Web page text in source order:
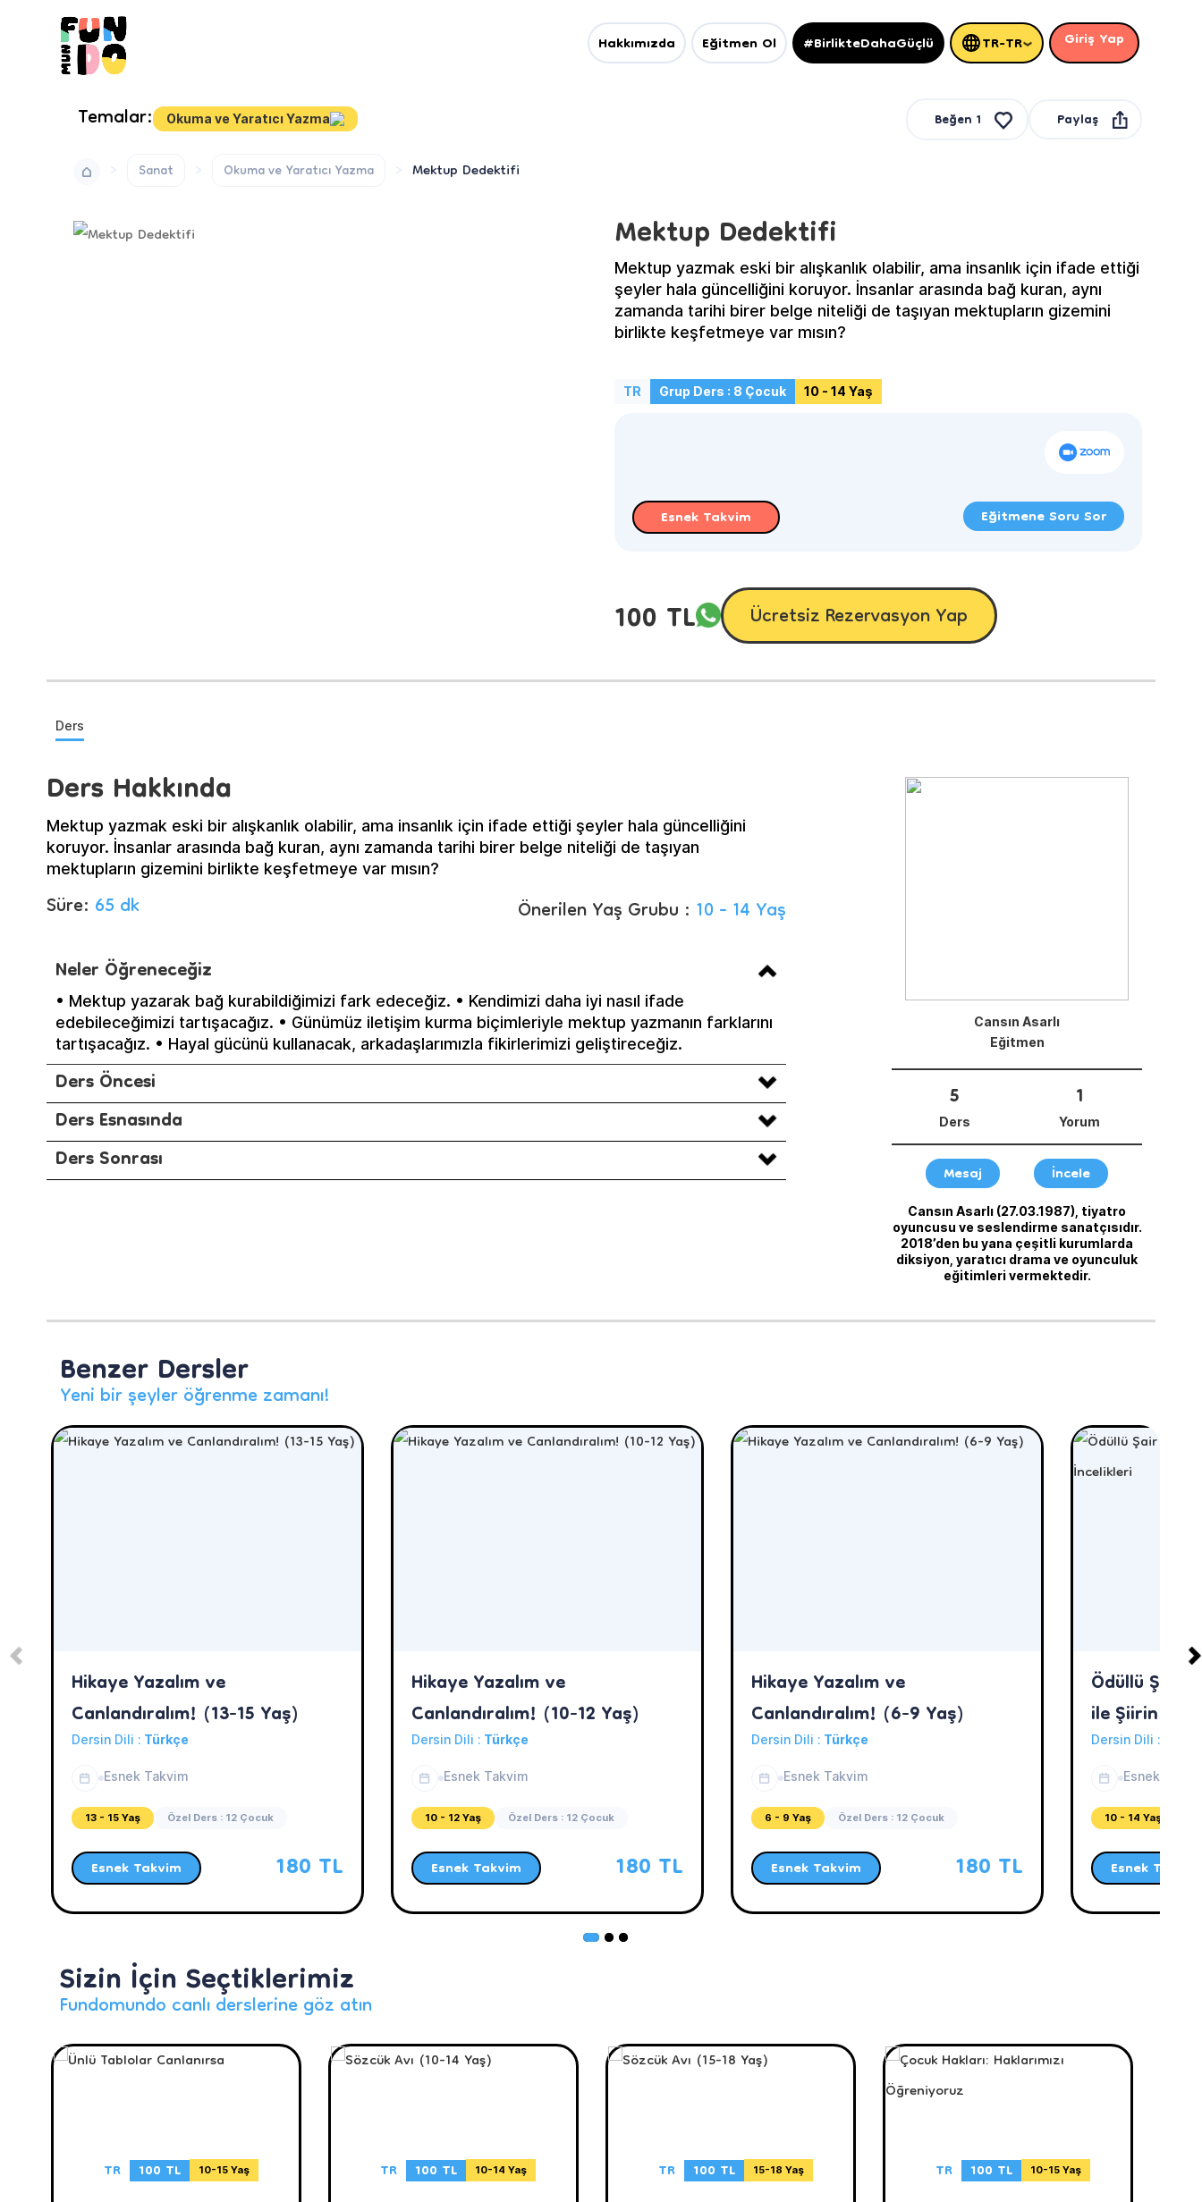
Hakkımızda Eğitmen Ol #BirlikteDahaGüçlü TR-TR Giriş Yap
Temalar: Okuma ve Yaratıcı Yazma Beğen1
Paylaş
Sanat
Okuma ve Yaratıcı Yazma Mektup Dedektifi
Mektup Dedektifi
Mektup yazmak eski bir alışkanlık olabilir, ama insanlık için ifade ettiği
şeyler hala güncelliğini koruyor. İnsanlar arasında bağ kuran, aynı
zamanda tarihi birer belge niteliği de taşıyan mektupların gizemini
birlikte keşfetmeye var mısın?
TR Grup Ders : 8 Çocuk 10 - 14 Yaş
Esnek Takvim Eğitmene Soru Sor
100 TL Ücretsiz Rezervasyon Yap
Ders
Ders Hakkında
Mektup yazmak eski bir alışkanlık olabilir, ama insanlık için ifade ettiği şeyler hala güncelliğini
koruyor. İnsanlar arasında bağ kuran, aynı zamanda tarihi birer belge niteliği de taşıyan
mektupların gizemini birlikte keşfetmeye var mısın?
Süre:65 dk Önerilen Yaş Grubu :10 - 14 Yaş
Neler Öğreneceğiz
• Mektup yazarak bağ kurabildiğimizi fark edeceğiz. • Kendimizi daha iyi nasıl ifade
edebileceğimizi tartışacağız. • Günümüz iletişim kurma biçimleriyle mektup yazmanın farklarını
tartışacağız. • Hayal gücünü kullanacak, arkadaşlarımızla fikirlerimizi geliştireceğiz.
Ders Öncesi
Ders Esnasında
Ders Sonrası
Cansın Asarlı
Eğitmen
5
Ders
1
Yorum
Mesaj İncele
Cansın Asarlı (27.03.1987), tiyatro
oyuncusu ve seslendirme sanatçısıdır.
2018’den bu yana çeşitli kurumlarda
diksiyon, yaratıcı drama ve oyunculuk
eğitimleri vermektedir.
Benzer Dersler
Yeni bir şeyler öğrenme zamanı!
Hikaye Yazalım ve
Canlandıralım! (13-15 Yaş)
Dersin Dili : Türkçe
Esnek Takvim
13 - 15 Yaş Özel Ders : 12 Çocuk
Esnek Takvim 180 TL
Hikaye Yazalım ve
Canlandıralım! (10-12 Yaş)
Dersin Dili : Türkçe
Esnek Takvim
10 - 12 Yaş Özel Ders : 12 Çocuk
Esnek Takvim 180 TL
Hikaye Yazalım ve
Canlandıralım! (6-9 Yaş)
Dersin Dili : Türkçe
Esnek Takvim
6 - 9 Yaş Özel Ders : 12 Çocuk
Esnek Takvim 180 TL
Ödüllü Şair
ile Şiirin
Dersin Dili :
Esnek
10 - 14 Yaş
Esnek Takvim
Sizin İçin Seçtiklerimiz
Fundomundo canlı derslerine göz atın
TR 100 TL 10-15 Yaş TR 100 TL 10-14 Yaş TR 100 TL 15-18 Yaş TR 100 TL 10-15 Yaş